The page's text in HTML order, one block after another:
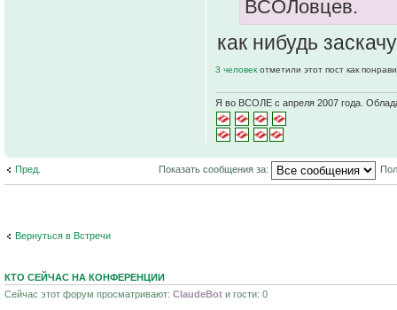
ВСОЛовцев.
как нибудь заскачу
3 человек отметили этот пост как
Я во ВСОЛЕ с апреля 2007 года.
Пред. Показать сообщения за:
Вернуться в Встречи
КТО СЕЙЧАС НА КОНФЕРЕНЦИИ
Сейчас этот форум просматривают: ClaudeBot и гости: 0